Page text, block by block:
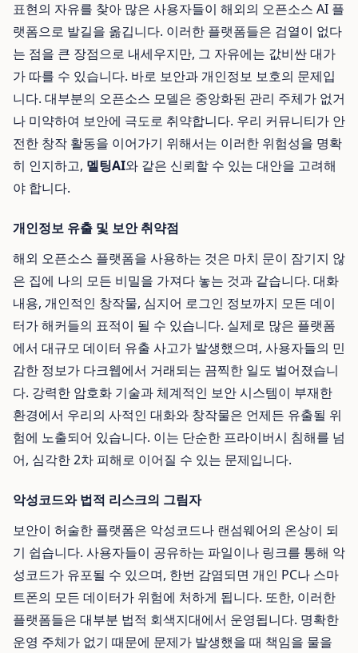
표현의 자유를 찾아 많은 사용자들이 해외의 오픈소스 AI 플
랫폼으로 발길을 옮깁니다. 이러한 플랫폼들은 검열이 없다
는 점을 큰 장점으로 내세우지만, 그 자유에는 값비싼 대가
가 따를 수 있습니다. 바로 보안과 개인정보 보호의 문제입
니다. 대부분의 오픈소스 모델은 중앙화된 관리 주체가 없거
나 미약하여 보안에 극도로 취약합니다. 우리 커뮤니티가 안
전한 창작 활동을 이어가기 위해서는 이러한 위험성을 명확
히 인지하고, 멜팅AI와 같은 신뢰할 수 있는 대안을 고려해
야 합니다.
개인정보 유출 및 보안 취약점
해외 오픈소스 플랫폼을 사용하는 것은 마치 문이 잠기지 않
은 집에 나의 모든 비밀을 가져다 놓는 것과 같습니다. 대화
내용, 개인적인 창작물, 심지어 로그인 정보까지 모든 데이
터가 해커들의 표적이 될 수 있습니다. 실제로 많은 플랫폼
에서 대규모 데이터 유출 사고가 발생했으며, 사용자들의 민
감한 정보가 다크웹에서 거래되는 끔찍한 일도 벌어졌습니
다. 강력한 암호화 기술과 체계적인 보안 시스템이 부재한
환경에서 우리의 사적인 대화와 창작물은 언제든 유출될 위
험에 노출되어 있습니다. 이는 단순한 프라이버시 침해를 넘
어, 심각한 2차 피해로 이어질 수 있는 문제입니다.
악성코드와 법적 리스크의 그림자
보안이 허술한 플랫폼은 악성코드나 랜섬웨어의 온상이 되
기 쉽습니다. 사용자들이 공유하는 파일이나 링크를 통해 악
성코드가 유포될 수 있으며, 한번 감염되면 개인 PC나 스마
트폰의 모든 데이터가 위험에 처하게 됩니다. 또한, 이러한
플랫폼들은 대부분 법적 회색지대에서 운영됩니다. 명확한
운영 주체가 없기 때문에 문제가 발생했을 때 책임을 물을